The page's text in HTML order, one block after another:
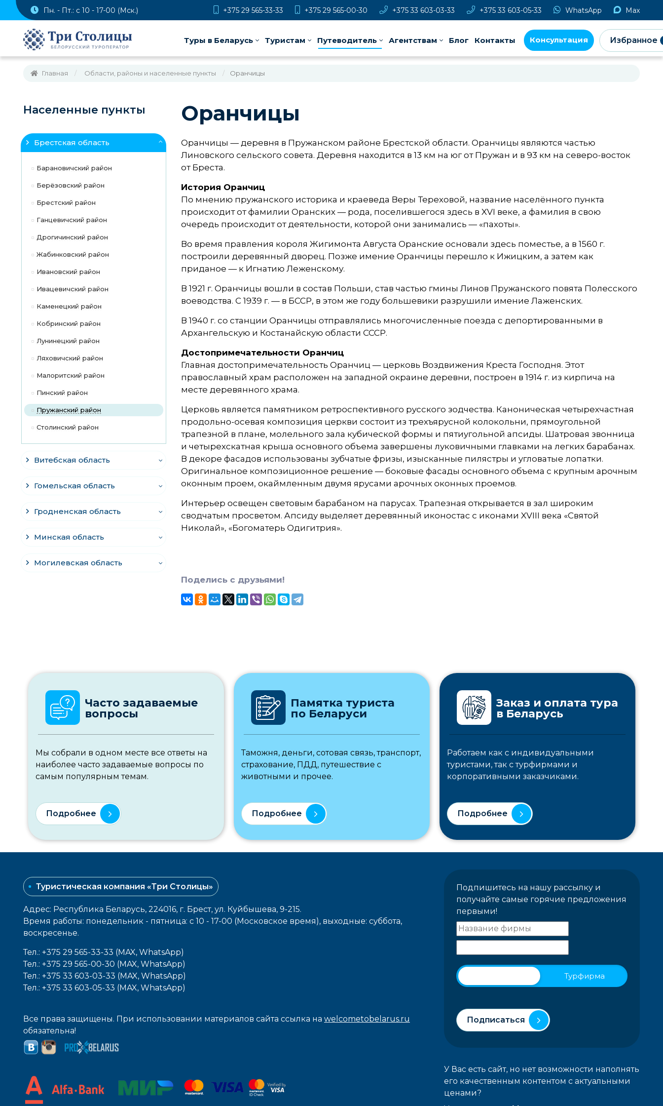
Пн. - Пт.: с 10 - 17-00 (Мск.) +375 29 565-33-33 +375 29 565-00-30 +375 33 603-03-33 +375 33 603-05-33 WhatsApp Max
Туры в Беларусь Туристам Путеводитель Агентствам Блог Контакты Консультация Избранное
Главная Области, районы и населенные пункты Оранчицы
Населенные пункты
Брестская область
Барановичский район
Берёзовский район
Брестский район
Ганцевичский район
Дрогичинский район
Жабинковский район
Ивановский район
Ивацевичский район
Каменецкий район
Кобринский район
Лунинецкий район
Ляховичский район
Малоритский район
Пинский район
Пружанский район
Столинский район
Витебская область
Гомельская область
Гродненская область
Минская область
Могилевская область
Оранчицы
Оранчицы — деревня в Пружанском районе Брестской области. Оранчицы являются частью
Линовского сельского совета. Деревня находится в 13 км на юг от Пружан и в 93 км на северо-восток
от Бреста.
История Оранчиц
По мнению пружанского историка и краеведа Веры Тереховой, название населённого пункта
происходит от фамилии Оранских — рода, поселившегося здесь в XVI веке, а фамилия в свою
очередь происходит от деятельности, которой они занимались — «пахоты».
Во время правления короля Жигимонта Августа Оранские основали здесь поместье, а в 1560 г.
построили деревянный дворец. Позже имение Оранчицы перешло к Ижицким, а затем как
приданое — к Игнатию Леженскому.
В 1921 г. Оранчицы вошли в состав Польши, став частью гмины Линов Пружанского повята Полесского
воеводства. С 1939 г. — в БССР, в этом же году большевики разрушили имение Лаженских.
В 1940 г. со станции Оранчицы отправлялись многочисленные поезда с депортированными в
Архангельскую и Костанайскую области СССР.
Достопримечательности Оранчиц
Главная достопримечательность Оранчиц — церковь Воздвижения Креста Господня. Этот
православный храм расположен на западной окраине деревни, построен в 1914 г. из кирпича на
месте деревянного храма.
Церковь является памятником ретроспективного русского зодчества. Каноническая четырехчастная
продольно-осевая композиция церкви состоит из трехъярусной колокольни, прямоугольной
трапезной в плане, молельного зала кубической формы и пятиугольной апсиды. Шатровая звонница
и четырехскатная крыша основного объема завершены луковичными главками на легких барабанах.
В декоре фасадов использованы зубчатые фризы, изысканные пилястры и угловатые лопатки.
Оригинальное композиционное решение — боковые фасады основного объема с крупным арочным
оконным проем, окаймленным двумя ярусами арочных оконных проемов.
Интерьер освещен световым барабаном на парусах. Трапезная открывается в зал широким
сводчатым просветом. Апсиду выделяет деревянный иконостас с иконами XVIII века «Святой
Николай», «Богоматерь Одигитрия».
Поделись с друзьями!
Часто задаваемые
вопросы
Мы собрали в одном месте все ответы на
наиболее часто задаваемые вопросы по
самым популярным темам.
Подробнее
Памятка туриста
по Беларуси
Таможня, деньги, сотовая связь, транспорт,
страхование, ПДД, путешествие с
животными и прочее.
Подробнее
Заказ и оплата тура
в Беларусь
Работаем как с индивидуальными
туристами, так с турфирмами и
корпоративными заказчиками.
Подробнее
Туристическая компания «Три Столицы»
Адрес: Республика Беларусь, 224016, г. Брест, ул. Куйбышева, 9-215.
Время работы: понедельник - пятница: с 10 - 17-00 (Московское время), выходные: cуббота,
воcкресенье.
Тел.: +375 29 565-33-33 (MAX, WhatsApp)
Тел.: +375 29 565-00-30 (MAX, WhatsApp)
Тел.: +375 33 603-03-33 (MAX, WhatsApp)
Тел.: +375 33 603-05-33 (MAX, WhatsApp)
Все права защищены. При использовании материалов сайта ссылка на welcometobelarus.ru
обязательна!
Подпишитесь на нашу рассылку и
получайте самые горячие предложения
первыми!
Турфирма
Подписаться
У Вас есть сайт, но нет возможности наполнять
его качественным контентом с актуальными
ценами?